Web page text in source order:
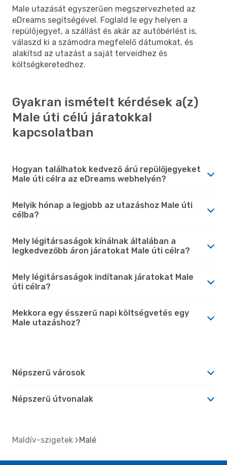
Male utazását egyszerűen megszervezheted az
eDreams segítségével. Foglald le egy helyen a
repülőjegyet, a szállást és akár az autóbérlést is,
válaszd ki a számodra megfelelő dátumokat, és
alakítsd az utazást a saját terveidhez és
költségkeretedhez.
Gyakran ismételt kérdések a(z)
Male úti célú járatokkal
kapcsolatban
Hogyan találhatok kedvező árú repülőjegyeket
Male úti célra az eDreams webhelyén?
Melyik hónap a legjobb az utazáshoz Male úti
célba?
Mely légitársaságok kínálnak általában a
legkedvezőbb áron járatokat Male úti célra?
Mely légitársaságok indítanak járatokat Male
úti célra?
Mekkora egy ésszerű napi költségvetés egy
Male utazáshoz?
Népszerű városok
Népszerű útvonalak
Maldív-szigetek Malé